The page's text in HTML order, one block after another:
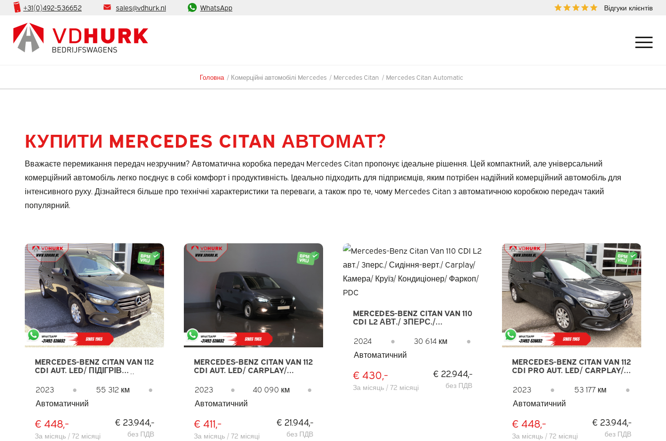
Відгуки клієнтів
+31(0)492-536652 sales@vdhurk.nl WhatsApp
Головна / Комерційні автомобілі Mercedes / Mercedes Citan / Mercedes Citan Automatic
КУПИТИ MERCEDES CITAN АВТОМАТ?
Вважаєте перемикання передач незручним? Автоматична коробка передач Mercedes Citan пропонує ідеальне рішення. Цей компактний, але універсальний
комерційний автомобіль легко поєднує в собі комфорт і продуктивність. Ідеально підходить для підприємців, яким потрібен надійний комерційний автомобіль для
інтенсивного руху. Дізнайтеся більше про технічні характеристики та переваги, а також про те, чому Mercedes Citan з автоматичною коробкою передач такий
популярний.
MERCEDES-BENZ CITAN VAN 112
CDI AUT. LED/ ПІДІГРІВ
ДОСТУП/ CARPLAY/ NAVI/
КЛІМАТ/ КАМЕРА/ LMV/
ФАРКОП
2023 ● 55 312 км
●
Автоматичний
€ 448,-
За місяць / 72 місяці
€ 23.944,-
без ПДВ
MERCEDES-BENZ CITAN VAN 112
CDI AUT. LED/ CARPLAY/
ПІДІГРІВОМ/ КРУЇЗ/ КАМЕРА/
DAB
2023 ● 40 090 км
●
Автоматичний
€ 411,-
За місяць / 72 місяці
€ 21.944,-
без ПДВ
MERCEDES-BENZ CITAN VAN 110
CDI L2 АВТ./ 3ПЕРС./
СИДІННЯ-ВЕРТ./ CARPLAY/
КАМЕРА/ КРУЇЗ/
КОНДИЦІОНЕР/ ФАРКОП/
PDC
2024 ● 30 614 км
●
Автоматичний
€ 430,-
За місяць / 72 місяці
€ 22.944,-
без ПДВ
MERCEDES-BENZ CITAN VAN 112
CDI PRO AUT. LED/ CARPLAY/
ПІДІГРІВ СИДІНЬ/
БУКСИРУВАЛЬНИЙ ГАК
2023 ● 53 177 км
●
Автоматичний
€ 448,-
За місяць / 72 місяці
€ 23.944,-
без ПДВ